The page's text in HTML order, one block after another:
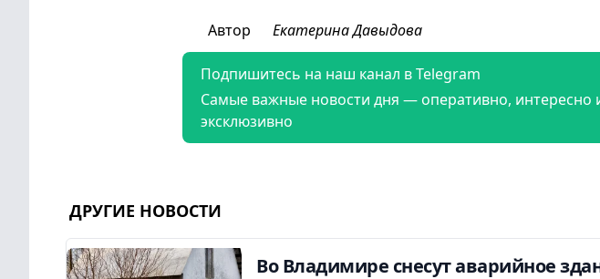
Автор Екатерина Давыдова
Подпишитесь на наш канал в Telegram
Самые важные новости дня — оперативно, интересно
эксклюзивно
ДРУГИЕ НОВОСТИ
Во Владимире снесут аварийное